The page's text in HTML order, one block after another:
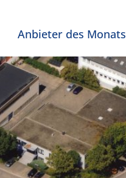
Anbieter des Monats